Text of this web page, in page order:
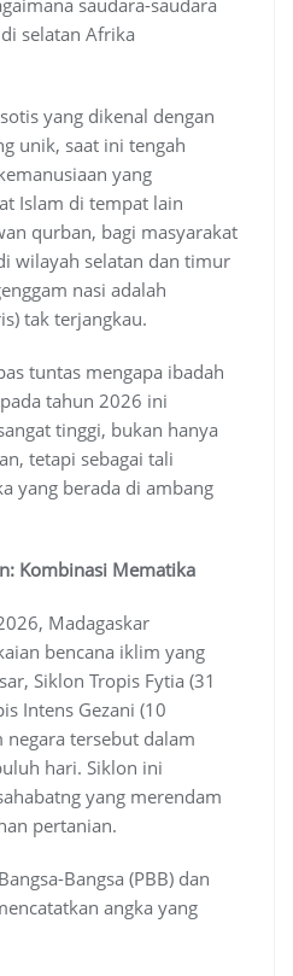
saudara-saudara
selatan Afrika
yang dikenal dengan
unik, saat ini tengah
yang
Islam di tempat lain
qurban, bagi masyarakat
wilayah selatan dan timur
nasi adalah
tak terjangkau.
tuntas mengapa ibadah
tahun 2026 ini
tinggi, bukan hanya
tetapi sebagai tali
yang berada di ambang
Kombinasi Mematika
Madagaskar
bencana iklim yang
Siklon Tropis Fytia (31
Intens Gezani (10
negara tersebut dalam
hari. Siklon ini
yang merendam
pertanian.
Bangsa (PBB) dan
angka yang